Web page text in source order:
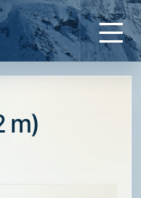
m)